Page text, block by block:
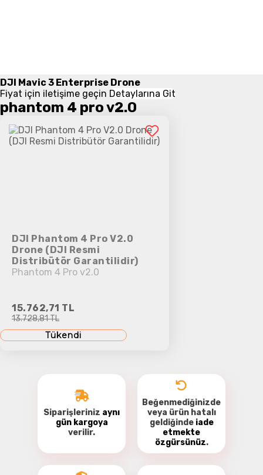
DJI Mavic 3 Enterprise Drone
Fiyat için iletişime geçin Detaylarına Git
phantom 4 pro v2.0
DJI Phantom 4 Pro V2.0
Drone (DJI Resmi
Distribütör Garantilidir)
Phantom 4 Pro v2.0
15.762,71 TL
13.728,81 TL
Tükendi
Siparişleriniz aynı
gün kargoya
verilir.
Beğenmediğinizde
veya ürün hatalı
geldiğinde iade
etmekte
özgürsünüz.